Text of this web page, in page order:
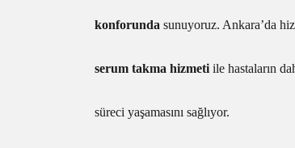
konforunda sunuyoruz. Ankara’da
serum takma hizmeti ile hastaların
süreci yaşamasını sağlıyor.